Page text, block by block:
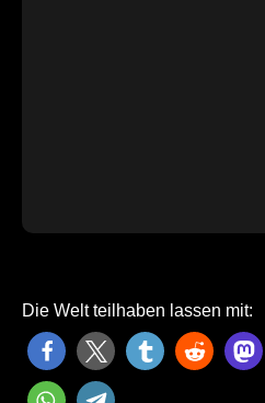
Die Welt teilhaben lassen mit: